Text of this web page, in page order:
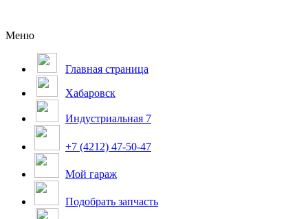
Меню
Главная страница
Хабаровск
Индустриальная 7
+7 (4212) 47-50-47
Мой гараж
Подобрать запчасть